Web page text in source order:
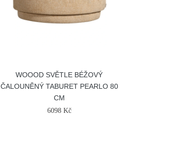
WOOOD SVĚTLE BÉŽOVÝ
ČALOUNĚNÝ TABURET PEARLO 80
CM
6098 Kč